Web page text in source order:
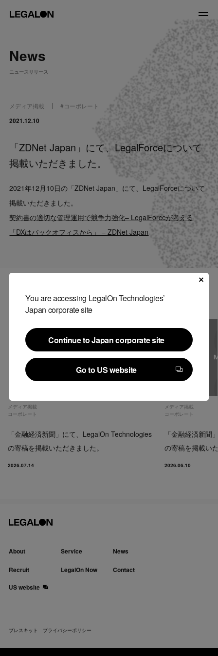
About
役員紹介
Service
News
LegalOn Now
Contact
You are accessing LegalOn Technologies’
Japan corporate site
Continue to Japan corporate site
Continue to Japan corporate site
Go to US website
Go to US website
News
ニュースリリース
メディア掲載 #コーポレート
2021.12.10
「ZDNet Japan」にて、LegalForceについて
掲載いただきました。
2021年12月10日の「ZDNet Japan」にて、LegalForceについて
掲載いただきました。
契約書の適切な管理運用で競争力強化– LegalForceが考える
「DXはバックオフィスから」 – ZDNet Japan
関連記事
メディア掲載
コーポレート
「金融経済新聞」にて、LegalOn Technologies
の寄稿を掲載いただきました。
2026.07.14
メディア掲載
コーポレート
「金融経済新聞
の寄稿を掲載い
2026.06.10
About Service News
Recruit LegalOn Now
Contact
US website
プレスキット プライバシーポリシー